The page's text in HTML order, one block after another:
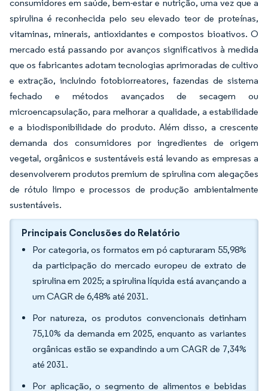
consumidores em saúde, bem-estar e nutrição, uma vez que a
spirulina é reconhecida pelo seu elevado teor de proteínas,
vitaminas, minerais, antioxidantes e compostos bioativos. O
mercado está passando por avanços significativos à medida
que os fabricantes adotam tecnologias aprimoradas de cultivo
e extração, incluindo fotobiorreatores, fazendas de sistema
fechado e métodos avançados de secagem ou
microencapsulação, para melhorar a qualidade, a estabilidade
e a biodisponibilidade do produto. Além disso, a crescente
demanda dos consumidores por ingredientes de origem
vegetal, orgânicos e sustentáveis está levando as empresas a
desenvolverem produtos premium de spirulina com alegações
de rótulo limpo e processos de produção ambientalmente
sustentáveis.
Principais Conclusões do Relatório
Por categoria, os formatos em pó capturaram 55,98%
da participação do mercado europeu de extrato de
spirulina em 2025; a spirulina líquida está avançando a
um CAGR de 6,48% até 2031.
Por natureza, os produtos convencionais detinham
75,10% da demanda em 2025, enquanto as variantes
orgânicas estão se expandindo a um CAGR de 7,34%
até 2031.
Por aplicação, o segmento de alimentos e bebidas